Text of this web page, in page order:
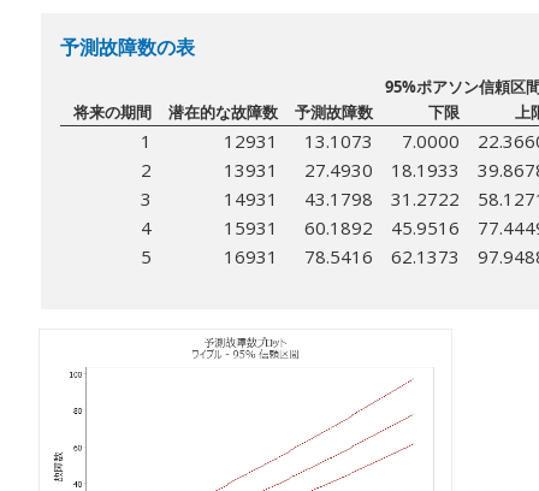
予測故障数の表
95%ポアソン信頼区
将来の期間
潜在的な故障数 予測故障数 下限 上
1 12931 13.1073 7.0000
2
13931 27.4930 18.1933
3
14931 43.1798 31.2722
4
15931 60.1892 45.9516
5
16931 78.5416 62.1373